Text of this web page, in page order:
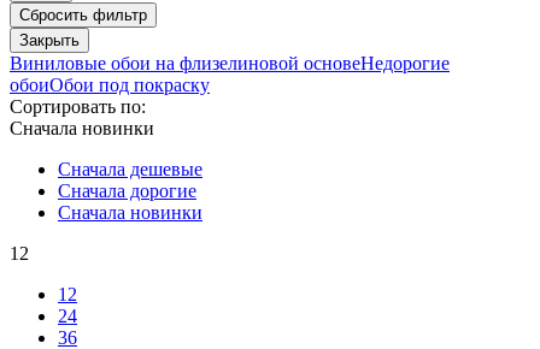
Сбросить фильтр
Закрыть
Виниловые обои на флизелиновой основеНедорогие
обоиОбои под покраску
Сортировать по:
Сначала новинки
Сначала дешевые
Сначала дорогие
Сначала новинки
12
12
24
36